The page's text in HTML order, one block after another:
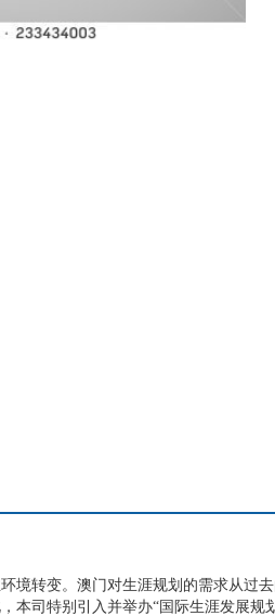
境转变。澳门对生涯规划的需求从过
本司特别引入并举办“国际生涯发展